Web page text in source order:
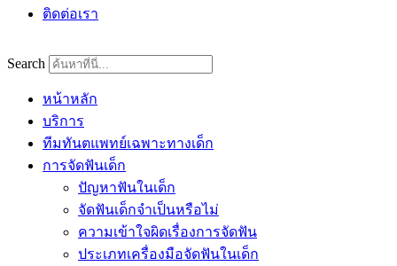
ติดต่อเรา
Search
หน้าหลัก
บริการ
ทีมทันตแพทย์เฉพาะทางเด็ก
การจัดฟันเด็ก
ปัญหาฟันในเด็ก
จัดฟันเด็กจำเป็นหรือไม่
ความเข้าใจผิดเรื่องการจัดฟัน
ประเภทเครื่องมือจัดฟันในเด็ก